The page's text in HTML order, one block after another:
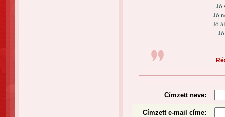
Jó
Jó
Jó
Címzett neve:
Címzett e-mail címe: